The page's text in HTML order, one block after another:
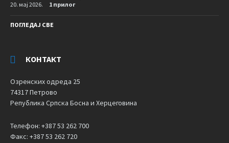
20. мај 2026. 1 прилог
ПОГЛЕДАЈ СВЕ
КОНТАКТ
Озренских одреда 25
74317 Петрово
Република Српска Босна и Херцеговина
Телефон: +387 53 262 700
Факс: +387 53 262 720